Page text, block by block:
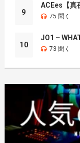
9
ACEes【真
75 聞く
10
JO1 –
73 聞く